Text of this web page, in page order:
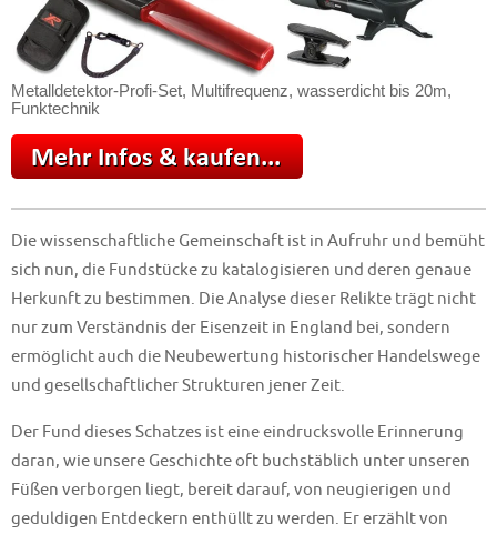
Metalldetektor-Profi-Set, Multifrequenz, wasserdicht bis 20m,
Funktechnik
Die wissenschaftliche Gemeinschaft ist in Aufruhr und bemüht
sich nun, die Fundstücke zu katalogisieren und deren genaue
Herkunft zu bestimmen. Die Analyse dieser Relikte trägt nicht
nur zum Verständnis der Eisenzeit in England bei, sondern
ermöglicht auch die Neubewertung historischer Handelswege
und gesellschaftlicher Strukturen jener Zeit.
Der Fund dieses Schatzes ist eine eindrucksvolle Erinnerung
daran, wie unsere Geschichte oft buchstäblich unter unseren
Füßen verborgen liegt, bereit darauf, von neugierigen und
geduldigen Entdeckern enthüllt zu werden. Er erzählt von